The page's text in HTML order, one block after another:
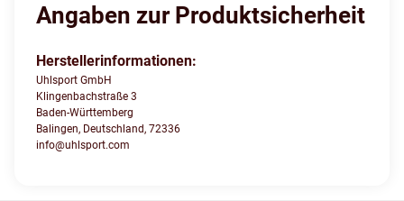
Angaben zur Produktsicherheit
Herstellerinformationen:
Uhlsport GmbH
Klingenbachstraße 3
Baden-Württemberg
Balingen, Deutschland, 72336
info@uhlsport.com